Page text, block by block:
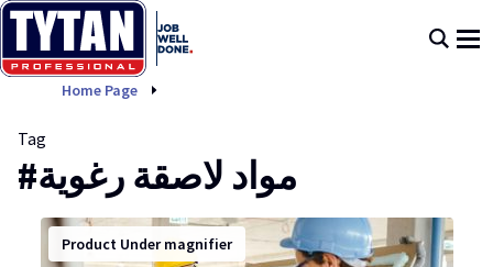
Home Page
Tag
#مواد لاصقة رغوية
Product Under magnifier